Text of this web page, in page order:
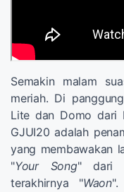
Semakin malam
meriah. Di
Lite dan Domo dari
GJUI20 adalah
yang membawakan
"Your Song"
terakhirnya "Waon".